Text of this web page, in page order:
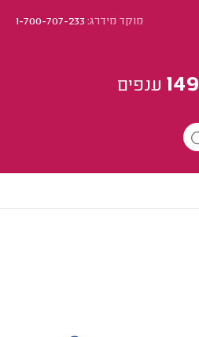
מוקד מידרג:1-700-707-233
149 ענפים